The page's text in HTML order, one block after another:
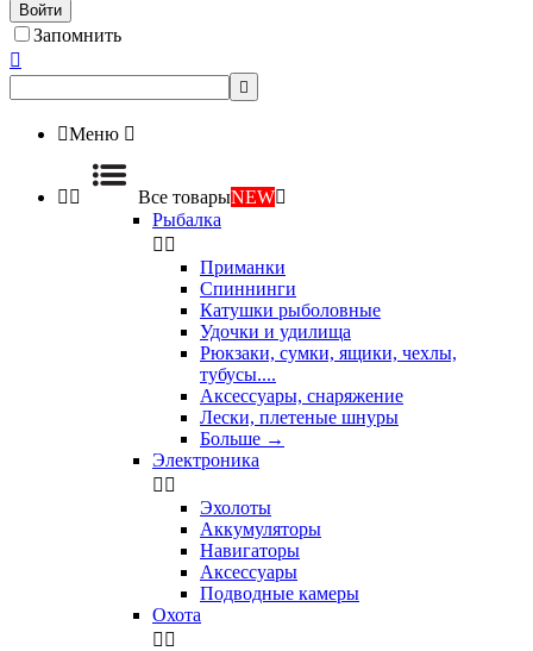
Войти
Запомнить


Меню 
  Все товарыNEW
Рыбалка
 
Приманки
Спиннинги
Катушки рыболовные
Удочки и удилища
Рюкзаки, сумки, ящики, чехлы,
тубусы....
Аксессуары, снаряжение
Лески, плетеные шнуры
Больше →
Электроника
 
Эхолоты
Аккумуляторы
Навигаторы
Аксессуары
Подводные камеры
Охота
 